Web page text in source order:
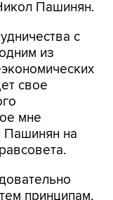
Пашинян.
с
из
свое
мне
Пашинян на
принципам,